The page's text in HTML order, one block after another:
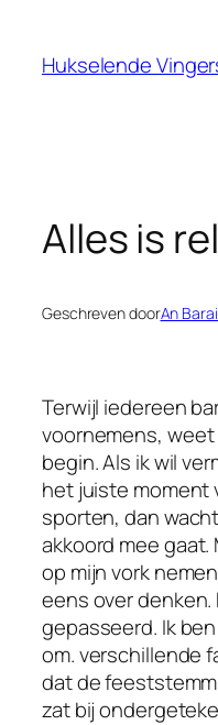
Hukselende
Alles is
Geschreven doorAn
Terwijl iedereen
voornemens,
begin. Als ik wil
het juiste moment
sporten, dan
akkoord mee
op mijn vork
eens over
gepasseerd. Ik
om. verschillende
dat de
zat bij